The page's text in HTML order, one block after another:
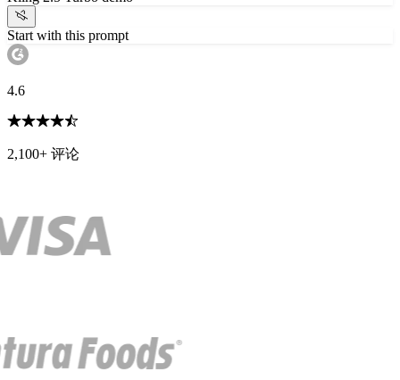
Start with this prompt
4.6
2,100+ 评论